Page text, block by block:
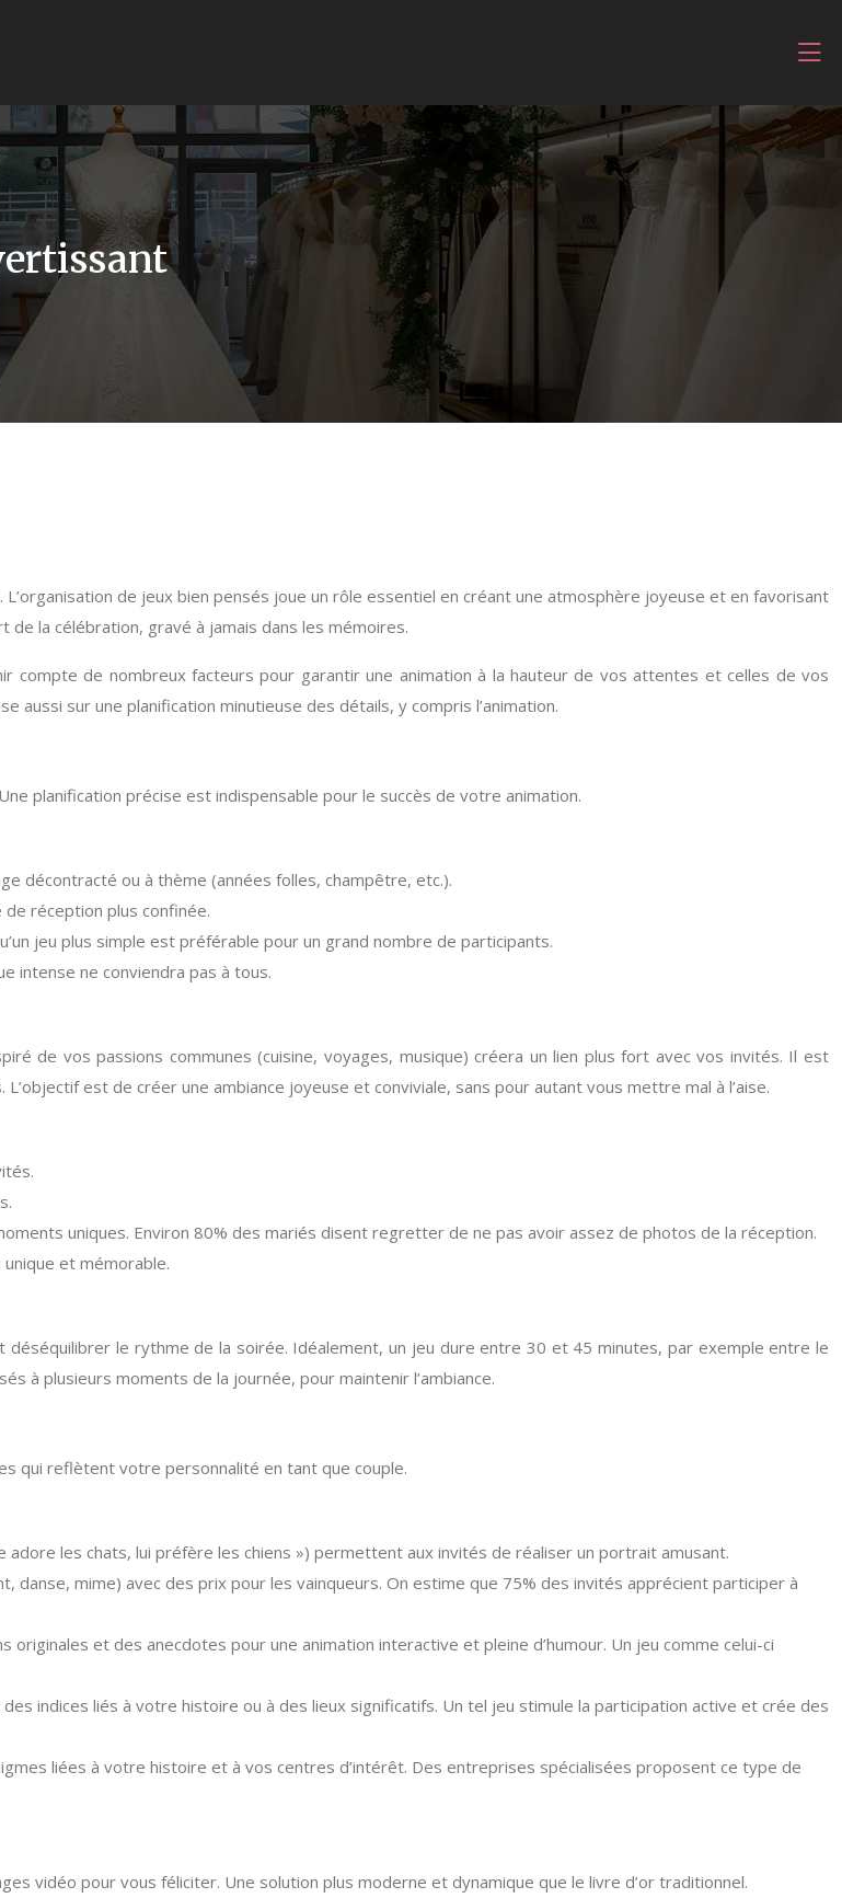
de jeux bien pensés joue un rôle essentiel en créant une atmosphère joyeuse et en favorisant
la célébration, gravé à jamais dans les mémoires.
compte de nombreux facteurs pour garantir une animation à la hauteur de vos attentes et celles de vos
sur une planification minutieuse des détails, y compris l’animation.
planification précise est indispensable pour le succès de votre animation.
décontracté ou à thème (années folles, champêtre, etc.).
réception plus confinée.
jeu plus simple est préférable pour un grand nombre de participants.
intense ne conviendra pas à tous.
de vos passions communes (cuisine, voyages, musique) créera un lien plus fort avec vos invités. Il est
est de créer une ambiance joyeuse et conviviale, sans pour autant vous mettre mal à l’aise.
uniques. Environ 80% des mariés disent regretter de ne pas avoir assez de photos de la réception.
et mémorable.
le rythme de la soirée. Idéalement, un jeu dure entre 30 et 45 minutes, par exemple entre le
à plusieurs moments de la journée, pour maintenir l’ambiance.
qui reflètent votre personnalité en tant que couple.
adore les chats, lui préfère les chiens ») permettent aux invités de réaliser un portrait amusant.
danse, mime) avec des prix pour les vainqueurs. On estime que 75% des invités apprécient participer à
originales et des anecdotes pour une animation interactive et pleine d’humour. Un jeu comme celui-ci
indices liés à votre histoire ou à des lieux significatifs. Un tel jeu stimule la participation active et crée des
liées à votre histoire et à vos centres d’intérêt. Des entreprises spécialisées proposent ce type de
vidéo pour vous féliciter. Une solution plus moderne et dynamique que le livre d’or traditionnel.